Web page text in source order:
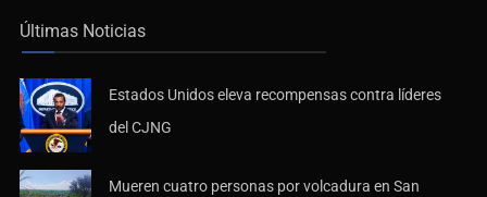
Últimas Noticias
Estados Unidos eleva recompensas contra líderes
del CJNG
Mueren cuatro personas por volcadura en San